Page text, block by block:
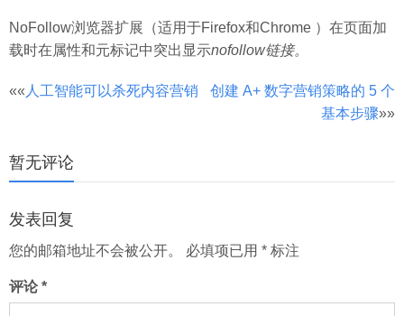
NoFollow浏览器扩展（适用于Firefox和Chrome ）在页面加
载时在属性和元标记中突出显示nofollow链接。
文
分
页
«« 人工智能可以杀死内容营销
创建 A+ 数字营销策略的 5 个
基本步骤»»
暂无评论
发表回复
您的邮箱地址不会被公开。 必填项已用 * 标注
评论*